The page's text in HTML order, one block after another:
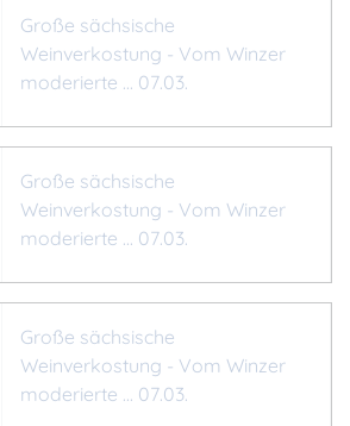
Große sächsische
Weinverkostung - Vom Winzer
moderierte ... 07.03.
Große sächsische
Weinverkostung - Vom Winzer
moderierte ... 07.03.
Große sächsische
Weinverkostung - Vom Winzer
moderierte ... 07.03.